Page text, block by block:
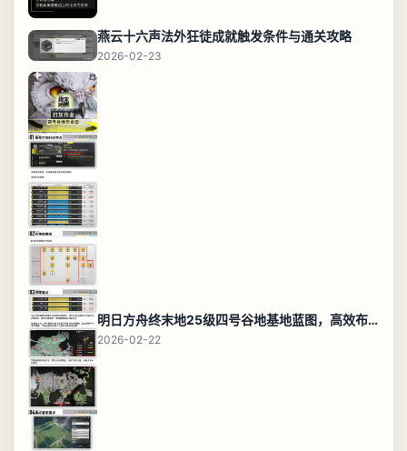
燕云十六声法外狂徒成就触发条件与通关攻略
2026-02-23
明日方舟终末地25级四号谷地基地蓝图，高效布局规划
2026-02-22